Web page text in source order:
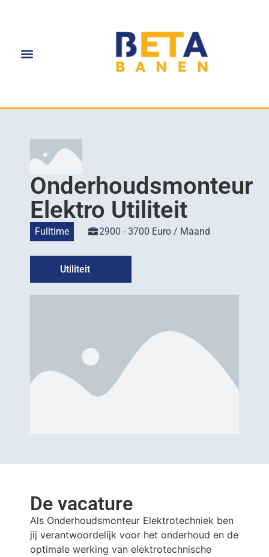
Onderhoudsmonteur
Elektro Utiliteit
Fulltime 2900 - 3700 Euro / Maand
Utiliteit
De vacature
Als Onderhoudsmonteur Elektrotechniek ben
jij verantwoordelijk voor het onderhoud en de
optimale werking van elektrotechnische